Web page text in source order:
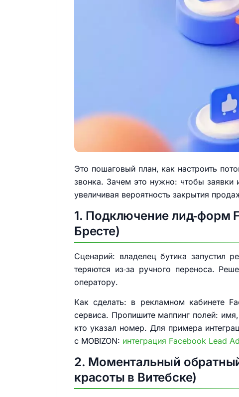
Это пошаговый план, как настроить
звонка. Зачем это нужно: чтобы
увеличивая вероятность закрытия
1. Подключение лид‑форм
Бресте)
Сценарий: владелец бутика запустил
теряются из‑за ручного переноса.
оператору.
Как сделать: в рекламном кабинете
сервиса. Пропишите маппинг полей:
кто указал номер. Для примера
с MOBIZON: интеграция Facebook Lead
2. Моментальный
красоты в Витебске)